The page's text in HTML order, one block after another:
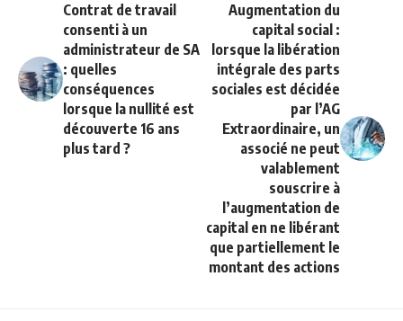
Contrat de travail
consenti à un
administrateur de SA
: quelles
conséquences
lorsque la nullité est
découverte 16 ans
plus tard ?
Augmentation du
capital social :
lorsque la libération
intégrale des parts
sociales est décidée
par l’AG
Extraordinaire, un
associé ne peut
valablement
souscrire à
l’augmentation de
capital en ne libérant
que partiellement le
montant des actions